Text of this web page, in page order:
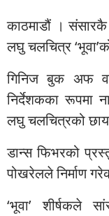
काठमाडौं । संसारकै
लघु चलचित्र
गिनिज बुक अफ
निर्देशकका रूपमा
लघु चलचित्रको
डान्स फिभरको
पोखरेलले निर्माण
‘भूवा’ शीर्षकले